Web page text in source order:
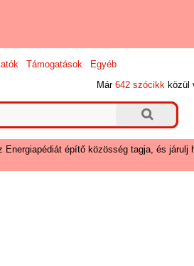
Támogatások
Egyéb
Már642 szócikk közül
építő közösség tagja, és járulj